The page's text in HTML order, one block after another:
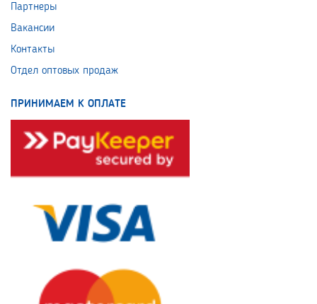
Партнеры
Вакансии
Контакты
Отдел оптовых продаж
ПРИНИМАЕМ К ОПЛАТЕ